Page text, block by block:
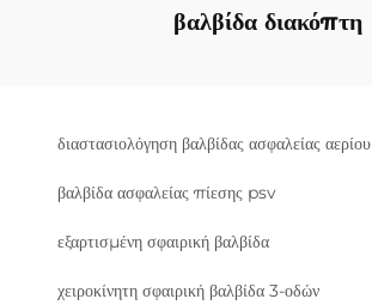
βαλβίδα διακόπτη
διαστασιολόγηση βαλβίδας ασφαλείας αερίου
βαλβίδα ασφαλείας πίεσης psv
εξαρτισμένη σφαιρική βαλβίδα
χειροκίνητη σφαιρική βαλβίδα 3-οδών